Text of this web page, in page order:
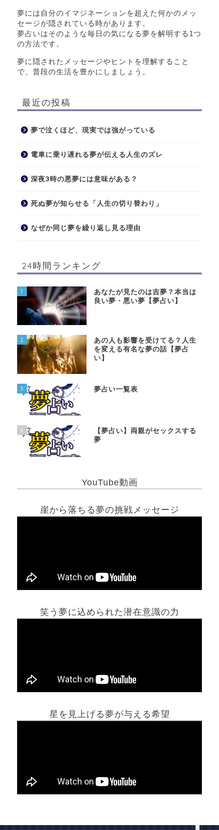
夢には自分のイマジネーションを超えた何かのメッ
セージが隠されている時があります。
夢占いはそのような毎日の気になる夢を解明する1つ
の方法です。
夢に隠されたメッセージやヒントを理解すること
で、普段の生活を豊かにしましょう。
最近の投稿
夢で泣くほど、現実では強がっている
電車に乗り遅れる夢が伝える人生のズレ
深夜3時の悪夢には意味がある？
死ぬ夢が知らせる「人生の切り替わり」
なぜか同じ夢を繰り返し見る理由
24時間ランキング
1
あなたが見たのは吉夢？本当は
良い夢・悪い夢【夢占い】
2
あの人も影響を受けてる？人生
を変える有名な夢の話【夢占
い】
3 夢占い一覧表
4
【夢占い】両親がセックスする
夢
YouTube動画
崖から落ちる夢の挑戦メッセージ
笑う夢に込められた潜在意識の力
星を見上げる夢が与える希望
ホーム
最新記事動画